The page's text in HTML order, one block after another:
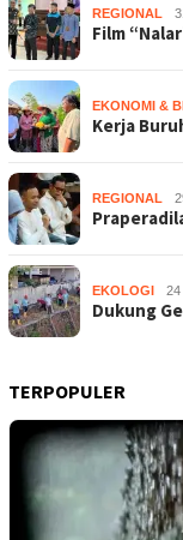
REGIONAL
Film
EKONOMI &
Kerja
REGIONAL
EKOLOGI 24
Dukung
TERPOPULER